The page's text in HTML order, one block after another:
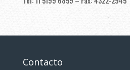
Contacto